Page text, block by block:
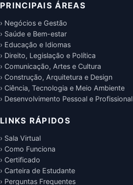
PRINCIPAIS ÁREAS
› Negócios e Gestão
› Saúde e Bem-estar
› Educação e Idiomas
› Direito, Legislação e Política
› Comunicação, Artes e Cultura
› Construção, Arquitetura e Design
› Ciência, Tecnologia e Meio Ambiente
› Desenvolvimento Pessoal e Profissional
LINKS RÁPIDOS
› Sala Virtual
› Como Funciona
› Certificado
› Carteira de Estudante
› Perguntas Frequentes